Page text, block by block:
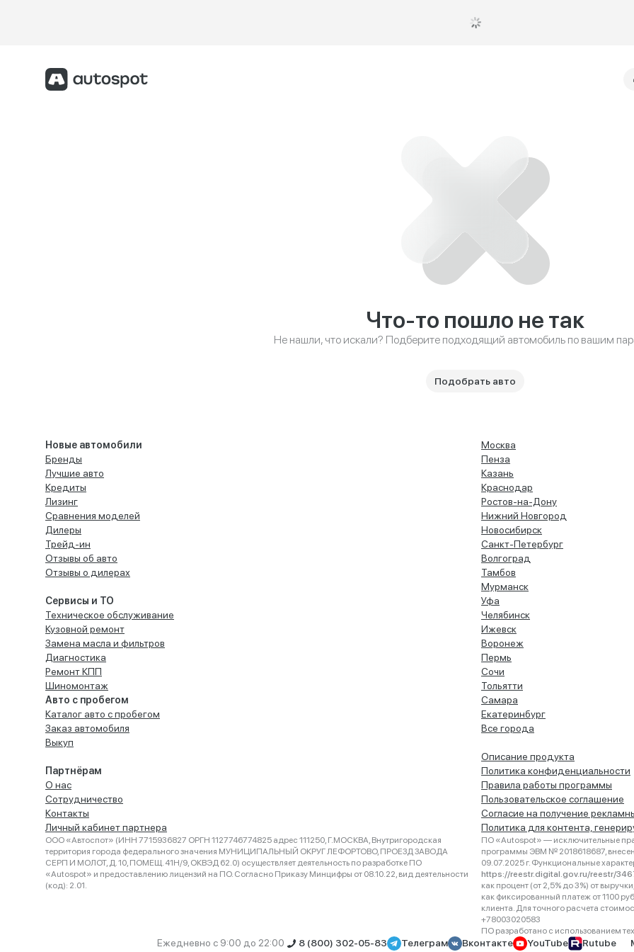
Что-то пошло не так
Не нашли, что искали? Подберите подходящий автомобиль по вашим
Подобрать авто
Новые автомобили
Бренды
Лучшие авто
Кредиты
Лизинг
Сравнения моделей
Дилеры
Трейд-ин
Отзывы об авто
Отзывы о дилерах
Сервисы и ТО
Техническое обслуживание
Кузовной ремонт
Замена масла и фильтров
Диагностика
Ремонт КПП
Шиномонтаж
Авто с пробегом
Каталог авто с пробегом
Заказ автомобиля
Выкуп
Партнёрам
О нас
Сотрудничество
Контакты
Личный кабинет партнера
Москва
Пенза
Казань
Краснодар
Ростов-на-Дону
Нижний Новгород
Новосибирск
Санкт-Петербург
Волгоград
Тамбов
Мурманск
Уфа
Челябинск
Ижевск
Воронеж
Пермь
Сочи
Тольятти
Самара
Екатеринбург
Все города
Описание продукта
Политика конфиденциальности
Правила работы программы
Пользовательское соглашение
Согласие на получение
Политика для контента,
ООО «Автоспот» (ИНН 7715936827 ОРГН 1127746774825 адрес 111250, Г.МОСКВА, Внутригородская
территория города федерального значения МУНИЦИПАЛЬНЫЙ ОКРУГ ЛЕФОРТОВО, ПРОЕЗД ЗАВОДА
СЕРП И МОЛОТ, Д. 10, ПОМЕЩ. 41Н/9, ОКВЭД 62.0) осуществляет деятельность по разработке ПО
«Autospot» и предоставлению лицензий на ПО. Согласно Приказу Минцифры от 08.10.22, вид деятельности
(код): 2.01.
ПО «Autospot» — исключительные
программы ЭВМ № 2018618687,
09.07.2025 г. Функциональные
https://reestr.digital.gov.ru/reestr/
как процент (от 2,5% до 3%) от
как фиксированный платеж от 1100
клиента. Для точного расчета
+78003020583
ПО разработано с использованием
Ежедневно с 9:00 до 22:00 8 (800) 302-05-83 Телеграм Вконтакте YouTube Rutube